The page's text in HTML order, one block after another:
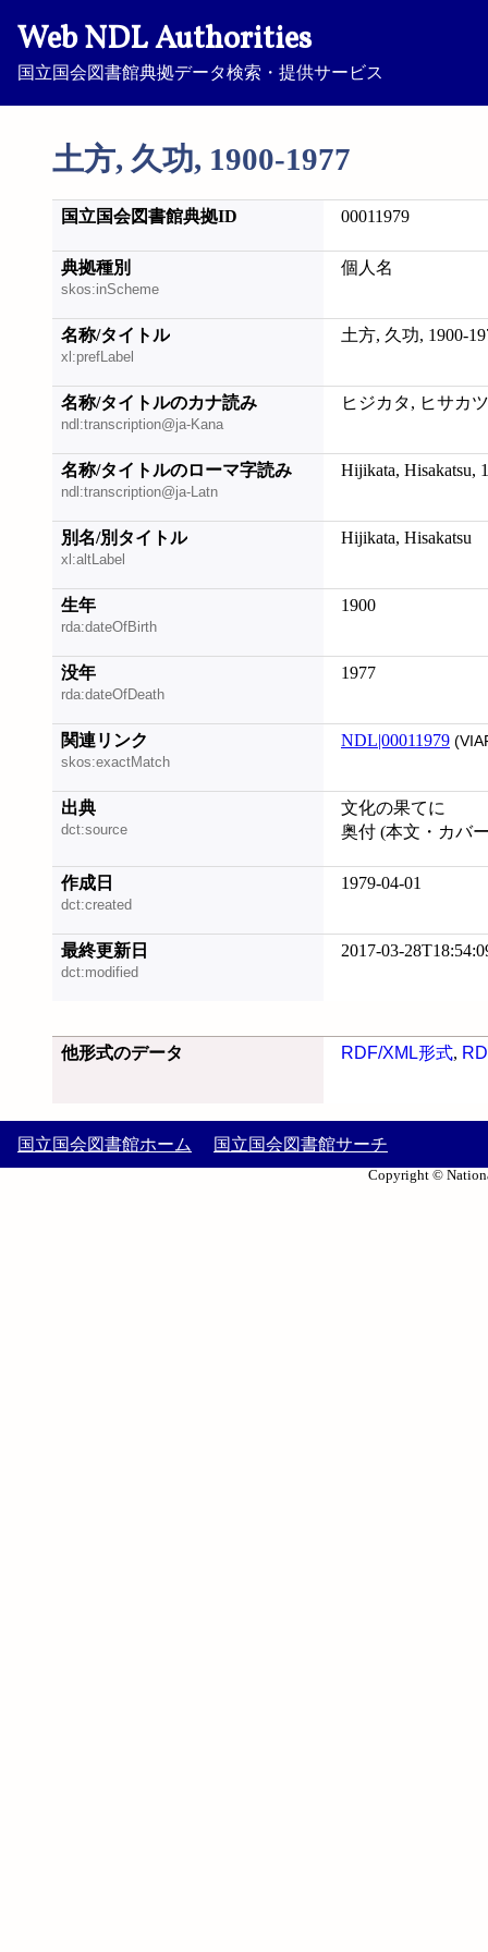
Web NDL Authorities
国立国会図書館典拠データ検索・提供サービス
土方, 久功, 1900-1977
国立国会図書館典拠ID 00011979
典拠種別
skos:inScheme
個人名
名称/タイトル
xl:prefLabel
土方, 久功, 1900-
名称/タイトルのカナ読み
ndl:transcription@ja-Kana
ヒジカタ, ヒサカ
名称/タイトルのローマ字読み
ndl:transcription@ja-Latn
Hijikata, Hisakatsu,
別名/別タイトル
xl:altLabel
Hijikata, Hisakatsu
生年
rda:dateOfBirth
1900
没年
rda:dateOfDeath
1977
関連リンク
skos:exactMatch
NDL|00011979
出典
dct:source
文化の果てに
奥付 (本文・カバ
作成日
dct:created
1979-04-01
最終更新日
dct:modified
2017-03-
他形式のデータ RDF/XML形式,
国立国会図書館ホーム 国立国会図書館サーチ
Copyright ©